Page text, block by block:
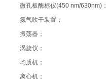
微孔板酶标仪(450 nm/630nm) ；
氮气吹干装置；
振荡器；
涡旋仪；
均质机；
离心机；